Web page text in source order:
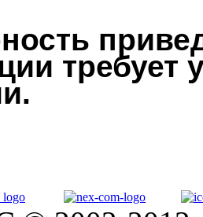
требует